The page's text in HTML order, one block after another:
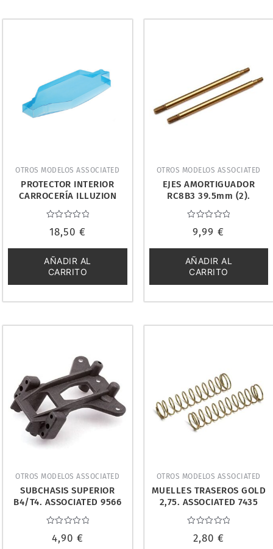
OTROS MODELOS ASSOCIATED
PROTECTOR INTERIOR
CARROCERÍA ILLUZION
B44.1. JCONCEPTS 2072
con
de
5
18,50 €
AÑADIR AL
CARRITO
OTROS MODELOS ASSOCIATED
EJES AMORTIGUADOR
RC8B3 39.5mm (2).
ASSOCIATED 81171
con
de
5
9,99€
AÑADIR AL
CARRITO
OTROS MODELOS ASSOCIATED
SUBCHASIS SUPERIOR
B4/T4. ASSOCIATED 9566
con
4,90 €
OTROS MODELOS ASSOCIATED
MUELLES TRASEROS GOLD
2,75. ASSOCIATED 7435
con
2,80 €